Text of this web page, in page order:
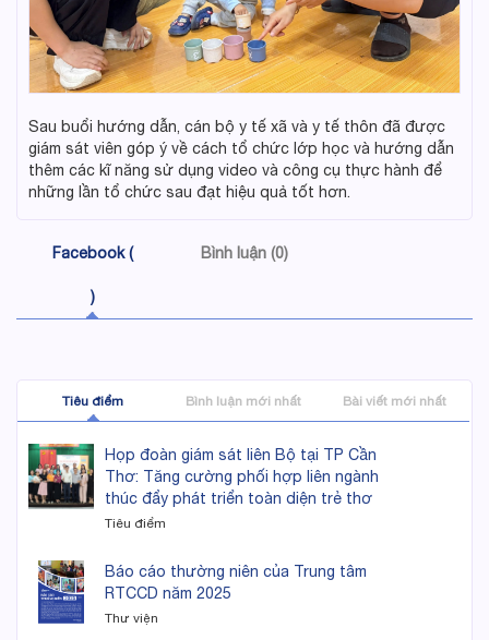
Sau buổi hướng dẫn, cán bộ y tế xã và y tế thôn đã được
giám sát viên góp ý về cách tổ chức lớp học và hướng dẫn
thêm các kĩ năng sử dụng video và công cụ thực hành để
những lần tổ chức sau đạt hiệu quả tốt hơn.
Facebook (
)
Bình luận (0)
Tiêu điểm Bình luận mới nhất Bài viết mới nhất
Họp đoàn giám sát liên Bộ tại TP Cần
Thơ: Tăng cường phối hợp liên ngành
thúc đẩy phát triển toàn diện trẻ thơ
Tiêu điểm
Báo cáo thường niên của Trung tâm
RTCCD năm 2025
Thư viện